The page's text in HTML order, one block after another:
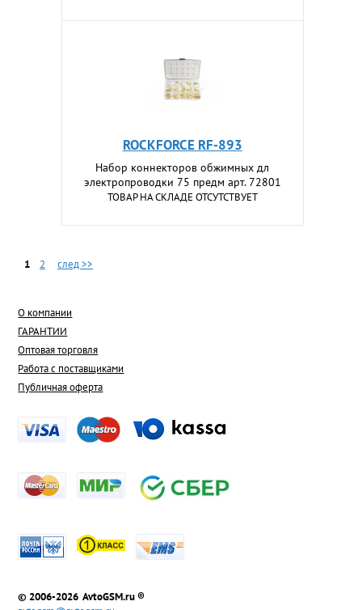
ROCKFORCE RF-893
Набор коннекторов обжимных дл
электропроводки 75 предм арт. 72801
ТОВАР НА СКЛАДЕ ОТСУТСТВУЕТ
1 2 след >>
О компании
ГАРАНТИИ
Оптовая торговля
Работа с поставщиками
Публичная оферта
© 2006-2026 AvtoGSM.ru ®